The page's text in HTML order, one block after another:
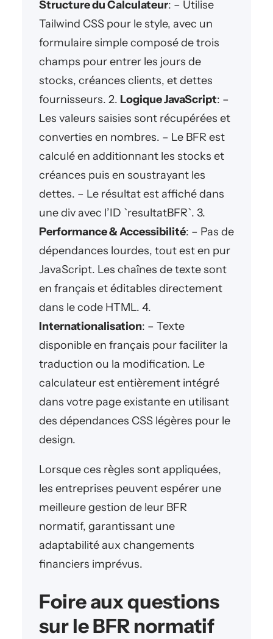
Structure du Calculateur: – Utilise
Tailwind CSS pour le style, avec un
formulaire simple composé de trois
champs pour entrer les jours de
stocks, créances clients, et dettes
fournisseurs. 2. Logique JavaScript: –
Les valeurs saisies sont récupérées et
converties en nombres. – Le BFR est
calculé en additionnant les stocks et
créances puis en soustrayant les
dettes. – Le résultat est affiché dans
une div avec l’ID `resultatBFR`. 3.
Performance & Accessibilité: – Pas de
dépendances lourdes, tout est en pur
JavaScript. Les chaînes de texte sont
en français et éditables directement
dans le code HTML. 4.
Internationalisation: – Texte
disponible en français pour faciliter la
traduction ou la modification. Le
calculateur est entièrement intégré
dans votre page existante en utilisant
des dépendances CSS légères pour le
design.
Lorsque ces règles sont appliquées,
les entreprises peuvent espérer une
meilleure gestion de leur BFR
normatif, garantissant une
adaptabilité aux changements
financiers imprévus.
Foire aux questions
sur le BFR normatif